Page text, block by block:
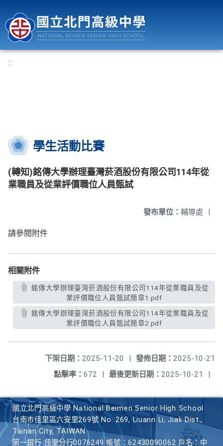
:::
學生活動比賽
(轉知)銘傳大學辦理臺灣菸酒股份有限公司114年從
業職員及從業評價職位人員甄試
發布單位： 輔導處 |
請參閱附件
相關附件
業評價職位人員甄試簡章1.pdf
業評價職位人員甄試簡章2.pdf
發佈日期： 2025-10-21
下架日期： 2025-11-20
|
最後更新日期： 2025-10-21 |
點擊率： 672 |
國立北門高級中學 National Beimen Senior High School
台南市佳里區六安里269號 No. 269, Liuann Li, Jiali Dist.,
Tainan City, TAIWAN
第一銀行 佳里分行0076249 帳號：62430090062 戶名：中